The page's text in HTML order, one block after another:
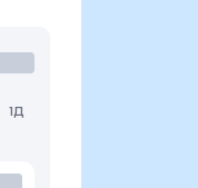
1Д